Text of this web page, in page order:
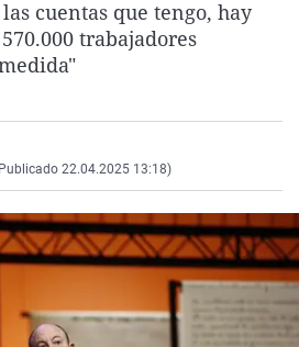
La rosa de los vientos
Gente viajera
Caso
Retornados
Extremadura
Galicia
País Vasco
Virales
Televisión
cuentas que tengo, hay
trabajadores
22.04.2025 13:18)